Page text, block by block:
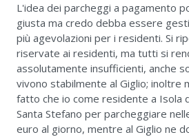
L'idea dei parcheggi a pagamento
giusta ma credo debba essere
più agevolazioni per i residenti. Si
riservate ai residenti, ma tutti si
assolutamente insufficienti, anche
vivono stabilmente al Giglio; inoltre
fatto che io come residente a Isola
Santa Stefano per parcheggiare
euro al giorno, mentre al Giglio ne